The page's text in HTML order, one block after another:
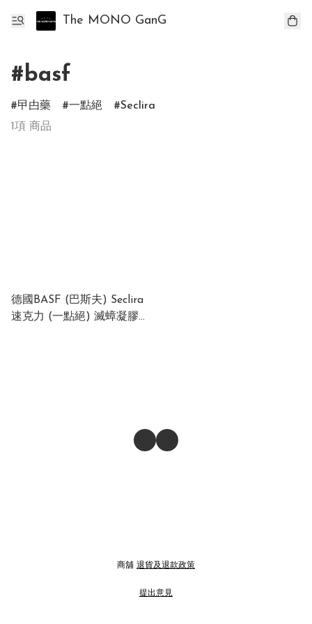
The MONO GanG
#basf
曱甴藥 一點絕
Seclira
1項 商品
德國BASF (巴斯夫) Seclira
速克力 (一點絕) 滅蟑凝膠藥
商舖 退貨及退款政策
提出意見